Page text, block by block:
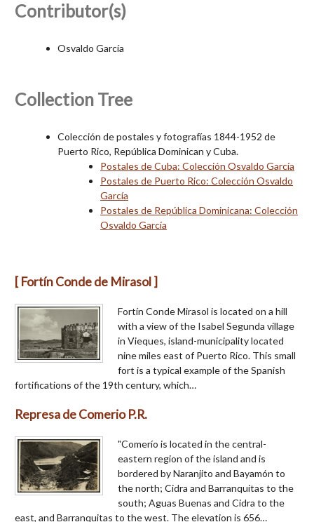
Contributor(s)
Osvaldo García
Collection Tree
Colección de postales y fotografías 1844-1952 de
Puerto Rico, República Dominican y Cuba.
Postales de Cuba: Colección Osvaldo García
Postales de Puerto Rico: Colección Osvaldo
García
Postales de República Dominicana: Colección
Osvaldo García
[ Fortín Conde de Mirasol ]
Fortín Conde Mirasol is located on a hill
with a view of the Isabel Segunda village
in Vieques, island-municipality located
nine miles east of Puerto Rico. This small
fort is a typical example of the Spanish
fortifications of the 19th century, which…
Represa de Comerio P.R.
"Comerío is located in the central-
eastern region of the island and is
bordered by Naranjito and Bayamón to
the north; Cidra and Barranquitas to the
south; Aguas Buenas and Cidra to the
east, and Barranquitas to the west. The elevation is 656…